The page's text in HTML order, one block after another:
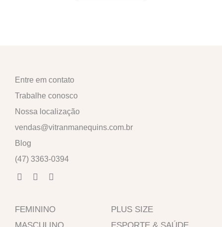
FEMININO
PLUS SIZE
Entre em contato
Trabalhe conosco
Nossa localização
vendas@vitranmanequins.com.br
Blog
(47) 3363-0394
F
a
b
I
n
a
W
h
s